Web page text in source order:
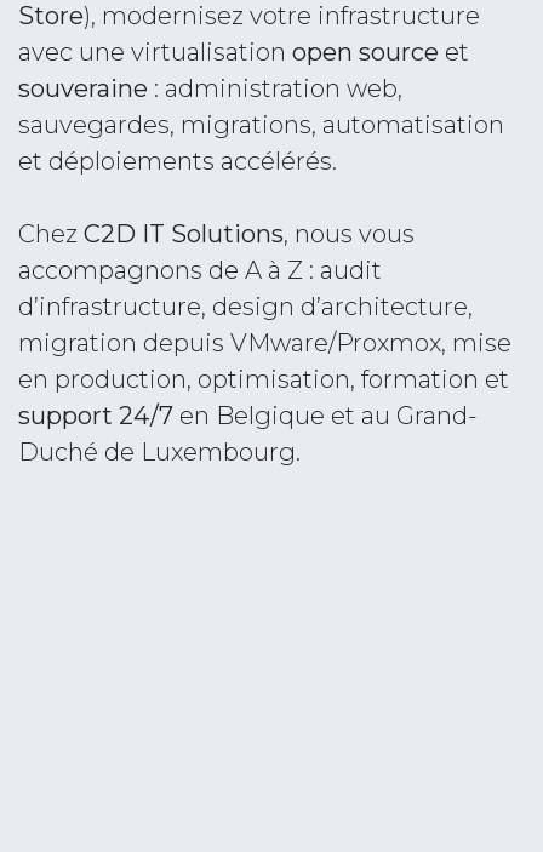
Store), modernisez votre infrastructure
avec une virtualisation open source et
souveraine : administration web,
sauvegardes, migrations, automatisation
et déploiements accélérés.
Chez C2D IT Solutions, nous vous
accompagnons de A à Z : audit
d’infrastructure, design d’architecture,
migration depuis VMware/Proxmox, mise
en production, optimisation, formation et
support 24/7 en Belgique et au Grand-
Duché de Luxembourg. ​